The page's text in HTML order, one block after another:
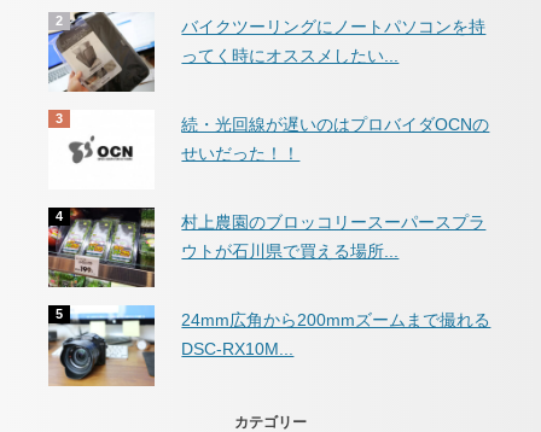
バイクツーリングにノートパソコンを持
ってく時にオススメしたい...
続・光回線が遅いのはプロバイダOCNの
せいだった！！
村上農園のブロッコリースーパースプラ
ウトが石川県で買える場所...
24mm広角から200mmズームまで撮れる
DSC-RX10M...
カテゴリー